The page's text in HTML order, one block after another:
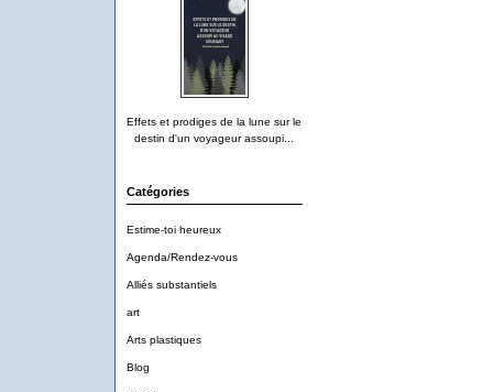
Effets et prodiges de la lune sur le
destin d'un voyageur assoupi...
Catégories
Estime-toi heureux
Agenda/Rendez-vous
Alliés substantiels
art
Arts plastiques
Blog